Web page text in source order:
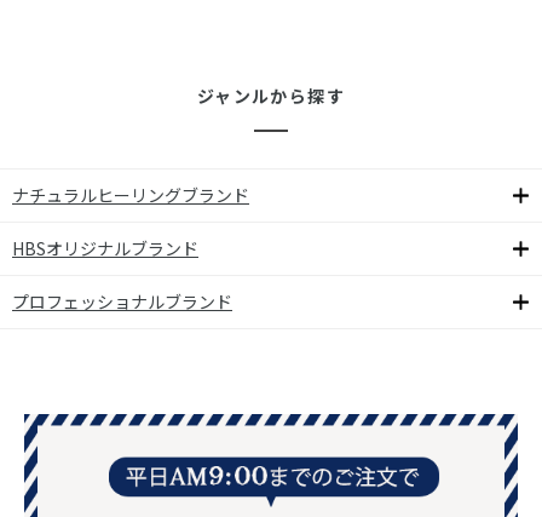
ジャンルから探す
ナチュラルヒーリングブランド
HBSオリジナルブランド
プロフェッショナルブランド